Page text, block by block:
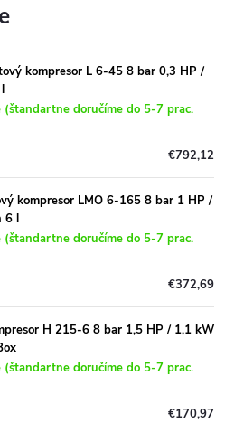
kompresor L 6-45 8 bar 0,3 HP /
(štandartne doručíme do 5-7 prac.
€792,12
kompresor LMO 6-165 8 bar 1 HP /
6 l
(štandartne doručíme do 5-7 prac.
€372,69
H 215-6 8 bar 1,5 HP / 1,1 kW
(štandartne doručíme do 5-7 prac.
€170,97